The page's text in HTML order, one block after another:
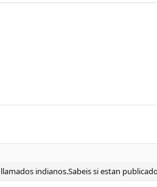
indianos.Sabeis si estan